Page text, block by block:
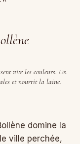
vite les couleurs. Un
et nourrit la laine.
domine la
ville perchée,